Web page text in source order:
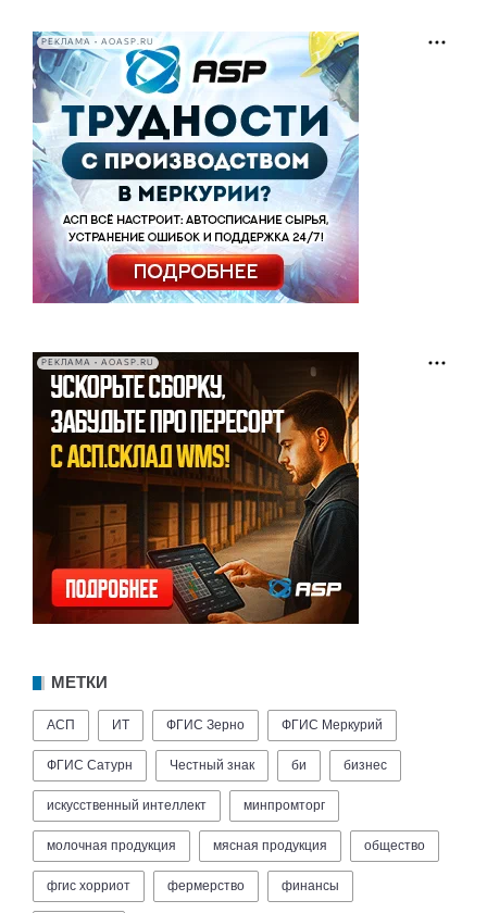
РЕКЛАМА • AOASP.RU
РЕКЛАМА • AOASP.RU
МЕТКИ
АСП ИТ ФГИС Зерно ФГИС Меркурий
ФГИС Сатурн Честный знак би бизнес
искусственный интеллект минпромторг
молочная продукция мясная продукция общество
фгис хорриот фермерство финансы